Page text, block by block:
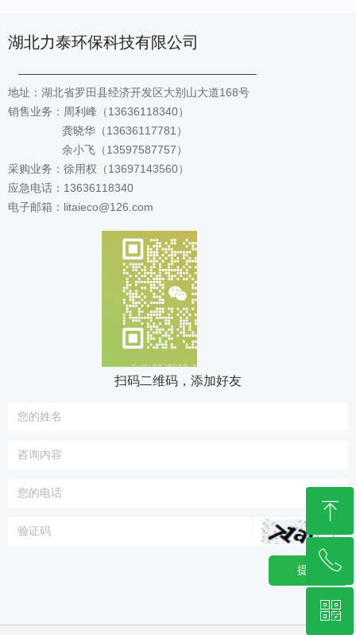
湖北力泰环保科技有限公司
地址：湖北省罗田县经济开发区大别山大道168号
销售业务：周利峰（13636118340）
龚晓华（13636117781）
余小飞（13597587757）
采购业务：徐用权（13697143560）
应急电话：13636118340
电子邮箱：litaieco@126.com
扫码二维码，添加好友
提交
ꁸ
回到顶部
ꂅ
13636118340
ꀥ